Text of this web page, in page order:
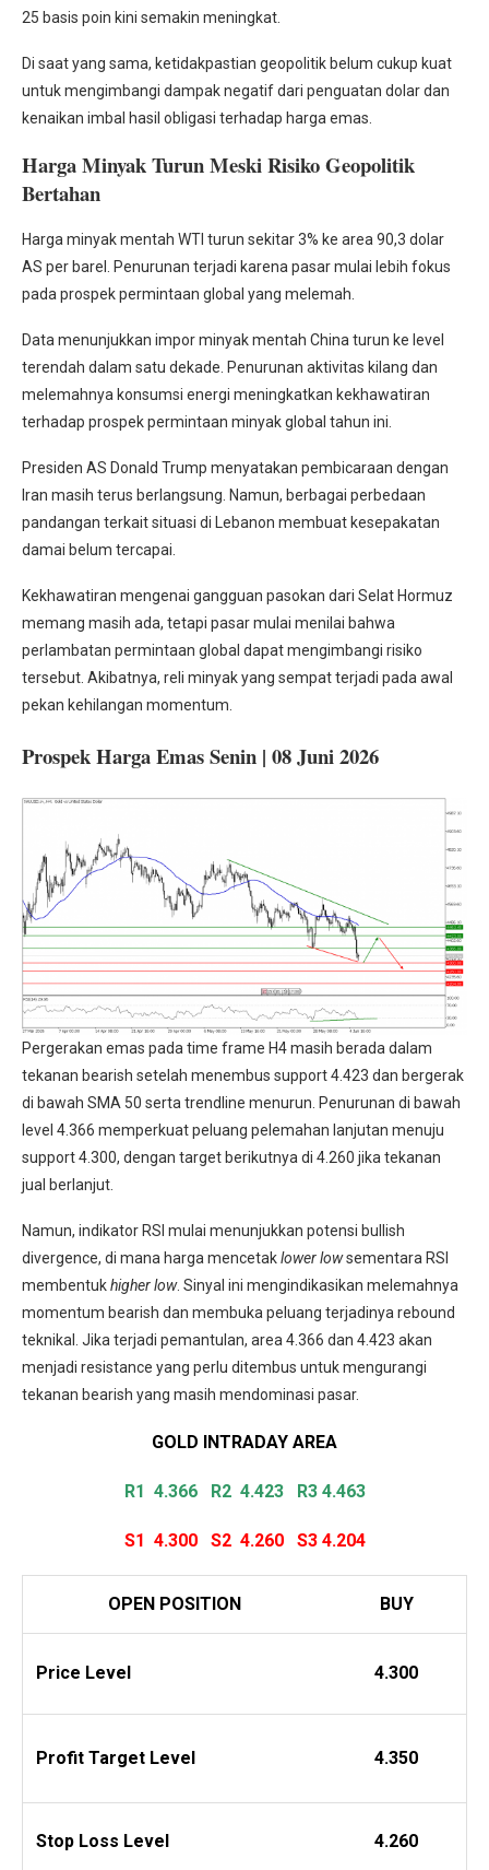
25 basis poin kini semakin meningkat.
Di saat yang sama, ketidakpastian geopolitik belum cukup kuat
untuk mengimbangi dampak negatif dari penguatan dolar dan
kenaikan imbal hasil obligasi terhadap harga emas.
Harga Minyak Turun Meski Risiko Geopolitik
Bertahan
Harga minyak mentah WTI turun sekitar 3% ke area 90,3 dolar
AS per barel. Penurunan terjadi karena pasar mulai lebih fokus
pada prospek permintaan global yang melemah.
Data menunjukkan impor minyak mentah China turun ke level
terendah dalam satu dekade. Penurunan aktivitas kilang dan
melemahnya konsumsi energi meningkatkan kekhawatiran
terhadap prospek permintaan minyak global tahun ini.
Presiden AS Donald Trump menyatakan pembicaraan dengan
Iran masih terus berlangsung. Namun, berbagai perbedaan
pandangan terkait situasi di Lebanon membuat kesepakatan
damai belum tercapai.
Kekhawatiran mengenai gangguan pasokan dari Selat Hormuz
memang masih ada, tetapi pasar mulai menilai bahwa
perlambatan permintaan global dapat mengimbangi risiko
tersebut. Akibatnya, reli minyak yang sempat terjadi pada awal
pekan kehilangan momentum.
Prospek Harga Emas Senin | 08 Juni 2026
Pergerakan emas pada time frame H4 masih berada dalam
tekanan bearish setelah menembus support 4.423 dan bergerak
di bawah SMA 50 serta trendline menurun. Penurunan di bawah
level 4.366 memperkuat peluang pelemahan lanjutan menuju
support 4.300, dengan target berikutnya di 4.260 jika tekanan
jual berlanjut.
Namun, indikator RSI mulai menunjukkan potensi bullish
divergence, di mana harga mencetaklower lowsementara RSI
membentukhigher low. Sinyal ini mengindikasikan melemahnya
momentum bearish dan membuka peluang terjadinya rebound
teknikal. Jika terjadi pemantulan, area 4.366 dan 4.423 akan
menjadi resistance yang perlu ditembus untuk mengurangi
tekanan bearish yang masih mendominasi pasar.
GOLD INTRADAY AREA
R1 4.366 R2 4.423 R3 4.463
S1 4.300S2 4.260 S3 4.204
OPEN POSITION BUY
Price Level 4.300
Profit Target Level 4.350
Stop Loss Level 4.260